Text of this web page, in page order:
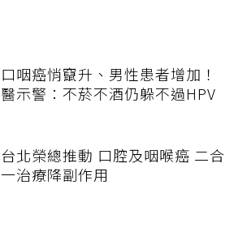
口咽癌悄竄升、男性患者增加！
醫示警：不菸不酒仍躲不過HPV
台北榮總推動 口腔及咽喉癌 二合
一治療降副作用